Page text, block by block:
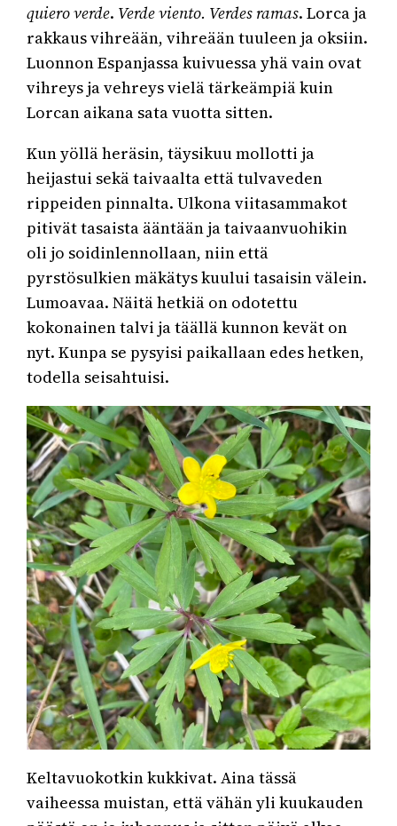
quiero verde. Verde viento. Verdes ramas. Lorca ja
rakkaus vihreään, vihreään tuuleen ja oksiin.
Luonnon Espanjassa kuivuessa yhä vain ovat
vihreys ja vehreys vielä tärkeämpiä kuin
Lorcan aikana sata vuotta sitten.
Kun yöllä heräsin, täysikuu mollotti ja
heijastui sekä taivaalta että tulvaveden
rippeiden pinnalta. Ulkona viitasammakot
pitivät tasaista ääntään ja taivaanvuohikin
oli jo soidinlennollaan, niin että
pyrstösulkien mäkätys kuului tasaisin välein.
Lumoavaa. Näitä hetkiä on odotettu
kokonainen talvi ja täällä kunnon kevät on
nyt. Kunpa se pysyisi paikallaan edes hetken,
todella seisahtuisi.
Keltavuokotkin kukkivat. Aina tässä
vaiheessa muistan, että vähän yli kuukauden